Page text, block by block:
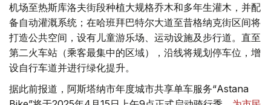
机场至热斯库洛夫街段种植大规格乔木和多年生灌木，并配
备自动灌溉系统；在哈班拜巴特尔大道至昔格纳克街区间将
打造公共空间，设有儿童游乐场、运动设施及步行道。直至
第二火车站（乘客最集中的区域），沿线将规划停车位，增
设自行车道并进行绿化提升。
据此前报道，阿斯塔纳市年度城市共享单车服务“Astana